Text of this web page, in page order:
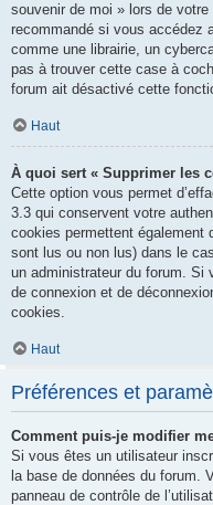
souvenir de moi » lors de
recommandé si vous accédez
comme une librairie, un
pas à trouver cette case à
forum ait désactivé cette
Haut
À quoi sert « Supprimer les
Cette option vous permet
3.3 qui conservent votre
cookies permettent également
sont lus ou non lus) dans le
un administrateur du forum. Si
de connexion et de
cookies.
Haut
Préférences et
Comment puis-je modifier
Si vous êtes un utilisateur
la base de données du forum.
panneau de contrôle de